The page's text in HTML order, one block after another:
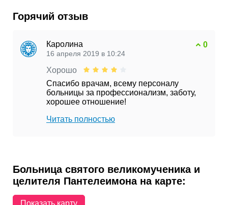
Горячий отзыв
Каролина
16 апреля 2019 в 10:24
0
Хорошо
Спасибо врачам, всему персоналу
больницы за профессионализм, заботу,
хорошее отношение!
Читать полностью
Больница святого великомученика и
целителя Пантелеимона на карте:
Показать карту